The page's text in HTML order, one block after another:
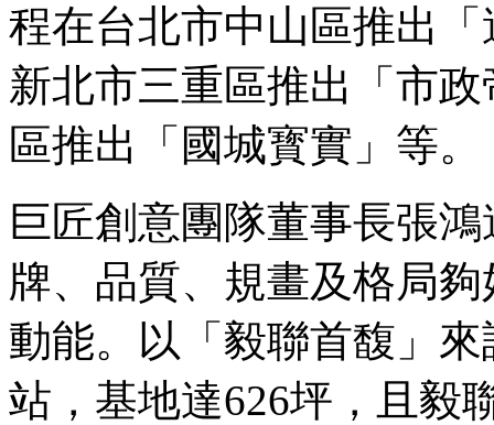
程在台北市中山區推出
新北市三重區推出「市
區推出「國城寳實」等。
巨匠創意團隊董事長張
牌、品質、規畫及格局
動能。以「毅聯首馥」
站，基地達626坪，且毅